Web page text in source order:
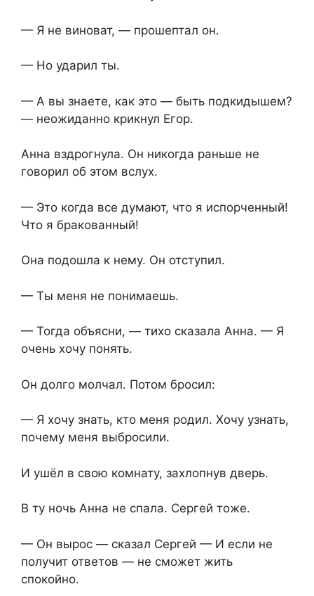
— Я не виноват, — прошептал он.
— Но ударил ты.
— А вы знаете, как это — быть подкидышем?
— неожиданно крикнул Егор.
Анна вздрогнула. Он никогда раньше не
говорил об этом вслух.
— Это когда все думают, что я испорченный!
Что я бракованный!
Она подошла к нему. Он отступил.
— Ты меня не понимаешь.
— Тогда объясни, — тихо сказала Анна. — Я
очень хочу понять.
Он долго молчал. Потом бросил:
— Я хочу знать, кто меня родил. Хочу узнать,
почему меня выбросили.
И ушёл в свою комнату, захлопнув дверь.
В ту ночь Анна не спала. Сергей тоже.
— Он вырос — сказал Сергей — И если не
получит ответов — не сможет жить
спокойно.